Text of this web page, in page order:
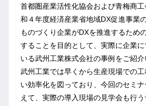
首都圏産業活性化協会および青梅商
和４年度経済産業省地域DX促進事業
ものづくり企業がDXを推進するため
することを目的として、実際に企業
いる武州工業株式会社の事例をご紹介
武州工業では早くから生産現場での
い効率化を図っており、今回のセミ
えて、実際の導入現場の見学会も行う